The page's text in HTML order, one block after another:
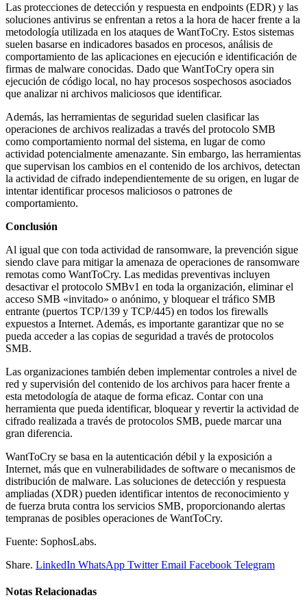
Las protecciones de detección y respuesta en endpoints (EDR) y las
soluciones antivirus se enfrentan a retos a la hora de hacer frente a la
metodología utilizada en los ataques de WantToCry. Estos sistemas
suelen basarse en indicadores basados en procesos, análisis de
comportamiento de las aplicaciones en ejecución e identificación de
firmas de malware conocidas. Dado que WantToCry opera sin
ejecución de código local, no hay procesos sospechosos asociados
que analizar ni archivos maliciosos que identificar.
Además, las herramientas de seguridad suelen clasificar las
operaciones de archivos realizadas a través del protocolo SMB
como comportamiento normal del sistema, en lugar de como
actividad potencialmente amenazante. Sin embargo, las herramientas
que supervisan los cambios en el contenido de los archivos, detectan
la actividad de cifrado independientemente de su origen, en lugar de
intentar identificar procesos maliciosos o patrones de
comportamiento.
Conclusión
Al igual que con toda actividad de ransomware, la prevención sigue
siendo clave para mitigar la amenaza de operaciones de ransomware
remotas como WantToCry. Las medidas preventivas incluyen
desactivar el protocolo SMBv1 en toda la organización, eliminar el
acceso SMB «invitado» o anónimo, y bloquear el tráfico SMB
entrante (puertos TCP/139 y TCP/445) en todos los firewalls
expuestos a Internet. Además, es importante garantizar que no se
pueda acceder a las copias de seguridad a través de protocolos
SMB.
Las organizaciones también deben implementar controles a nivel de
red y supervisión del contenido de los archivos para hacer frente a
esta metodología de ataque de forma eficaz. Contar con una
herramienta que pueda identificar, bloquear y revertir la actividad de
cifrado realizada a través de protocolos SMB, puede marcar una
gran diferencia.
WantToCry se basa en la autenticación débil y la exposición a
Internet, más que en vulnerabilidades de software o mecanismos de
distribución de malware. Las soluciones de detección y respuesta
ampliadas (XDR) pueden identificar intentos de reconocimiento y
de fuerza bruta contra los servicios SMB, proporcionando alertas
tempranas de posibles operaciones de WantToCry.
Fuente: SophosLabs.
Share. LinkedIn WhatsApp Twitter Email Facebook Telegram
Notas Relacionadas